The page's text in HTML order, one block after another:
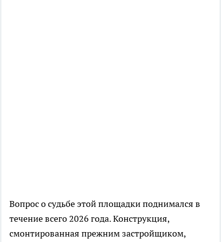
Вопрос о судьбе этой площадки поднимался в
течение всего 2026 года. Конструкция,
смонтированная прежним застройщиком,